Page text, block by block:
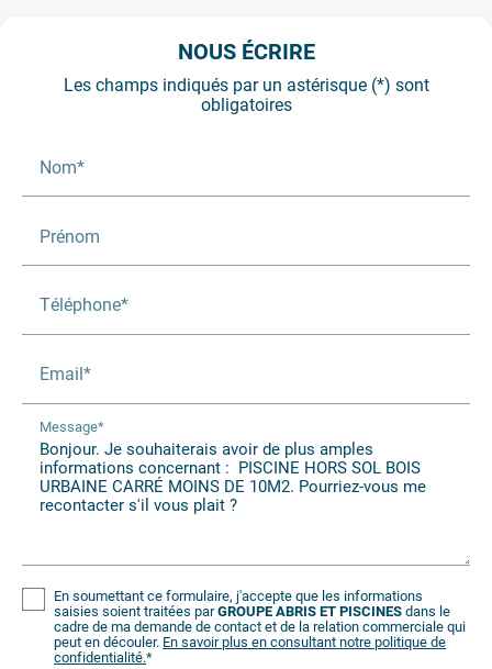
NOUS ÉCRIRE
Les champs indiqués par un astérisque (*) sont
obligatoires
Nom*
Prénom
Téléphone*
Email*
Message*
En soumettant ce formulaire, j'accepte que les informations
saisies soient traitées parGROUPE ABRIS ET PISCINESdans le
cadre de ma demande de contact et de la relation commerciale qui
peut en découler. En savoir plus en consultant notre politique de
confidentialité.*